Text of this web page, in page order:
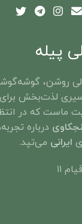
پیله
روشن،
لذت‌بخش
ماست که در
درباره
ایرانی می‌تپد. ​
۱۱